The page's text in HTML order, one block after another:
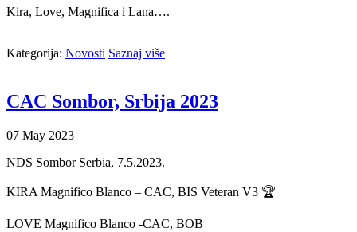
Kira, Love, Magnifica i Lana….
Kategorija: Novosti Saznaj više
CAC Sombor, Srbija 2023
07 May 2023
NDS Sombor Serbia, 7.5.2023.
KIRA Magnifico Blanco – CAC, BIS Veteran V3 🏆
LOVE Magnifico Blanco -CAC, BOB